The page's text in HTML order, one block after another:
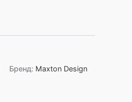
Бренд: Maxton Design